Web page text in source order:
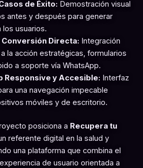
de Éxito: Demostración visual
antes y después para generar
los usuarios.
Conversión Directa: Integración
la acción estratégicas, formularios
a soporte vía WhatsApp.
Responsive y Accesible: Interfaz
una navegación impecable
móviles y de escritorio.
posiciona a Recupera tu
referente digital en la salud y
una plataforma que combina el
de usuario orientada a